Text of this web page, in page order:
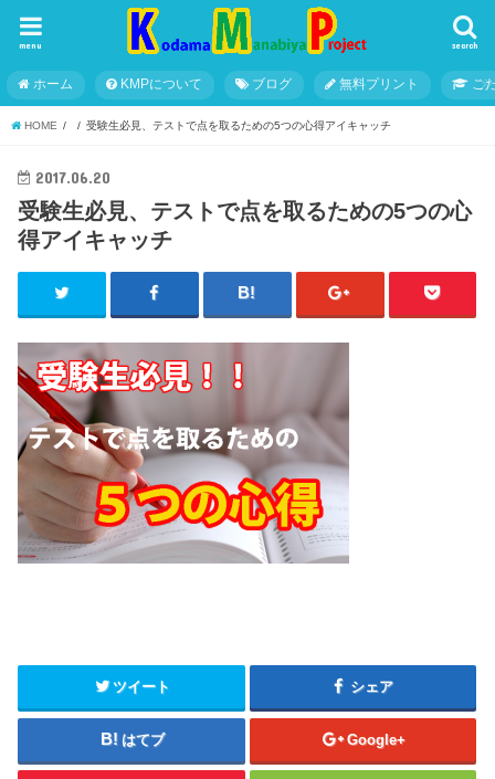
search
menu
ホーム KMPについて ブログ 無料プリント こ
HOME 受験生必見、テストで点を取るための5つの心得アイキャッチ
2017.06.20
受験生必見、テストで点を取るための5つの心
得アイキャッチ
ツイート シェア
はてブ Google+